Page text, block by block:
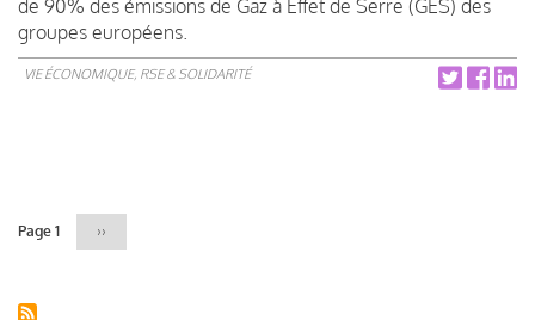
de 90% des émissions de Gaz à Effet de Serre (GES) des
groupes européens.
VIE ÉCONOMIQUE, RSE & SOLIDARITÉ
Page 1
Page
››